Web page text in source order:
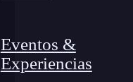
Eventos &
Experiencias